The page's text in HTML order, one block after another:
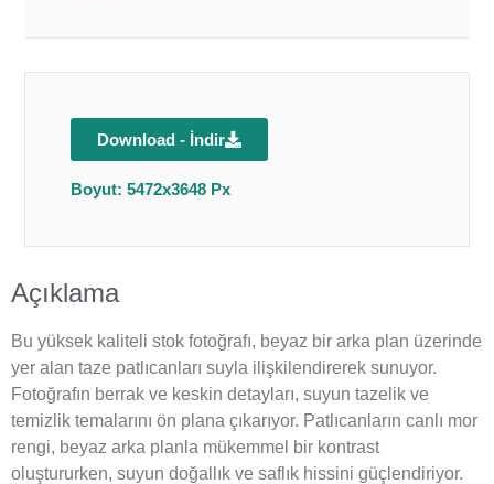
Download - İndir
Boyut: 5472x3648 Px
Açıklama
Bu yüksek kaliteli stok fotoğrafı, beyaz bir arka plan üzerinde
yer alan taze patlıcanları suyla ilişkilendirerek sunuyor.
Fotoğrafın berrak ve keskin detayları, suyun tazelik ve
temizlik temalarını ön plana çıkarıyor. Patlıcanların canlı mor
rengi, beyaz arka planla mükemmel bir kontrast
oluştururken, suyun doğallık ve saflık hissini güçlendiriyor.